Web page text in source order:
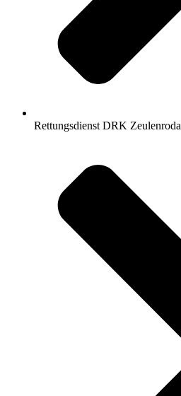
Rettungsdienst DRK Zeulenroda